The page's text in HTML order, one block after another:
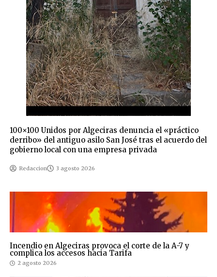
100×100 Unidos por Algeciras denuncia el «práctico
derribo» del antiguo asilo San José tras el acuerdo del
gobierno local con una empresa privada
Redaccion 3 agosto 2026
Incendio en Algeciras provoca el corte de la A-7 y
complica los accesos hacia Tarifa
2 agosto 2026